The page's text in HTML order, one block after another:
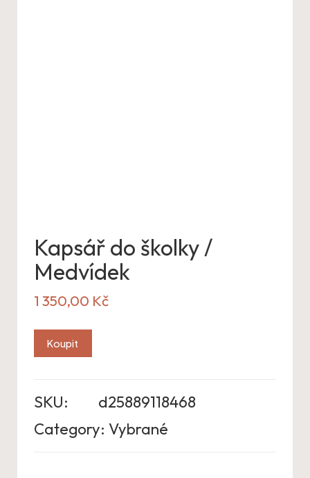
Kapsář do školky /
Medvídek
1 350,00 Kč
Koupit
SKU:
d25889118468
Category: Vybrané